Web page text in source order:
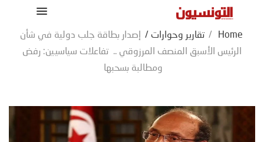
Home
/ تقارير وحوارات /
إصدار بطاقة جلب دولية في شأن
الرئيس الأسبق المنصف المرزوقي .. تفاعلات سياسيين: رفض
ومطالبة بسحبها